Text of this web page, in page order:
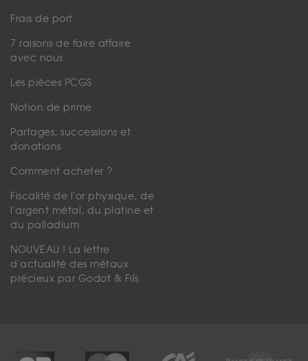
Frais de port
7 raisons de faire affaire
avec nous
Les pièces PCGS
Notion de prime
Partages, successions et
donations
Comment acheter ?
Fiscalité de l'or physique, de
l'argent métal, du platine et
du palladium
NOUVEAU ! La lettre
d'actualité des métaux
précieux par Godot & Fils